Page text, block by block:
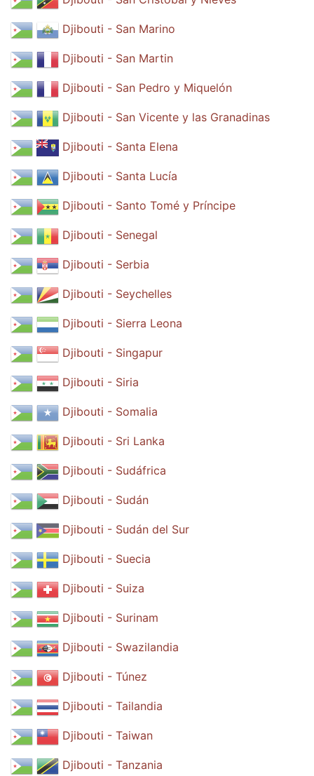
Djibouti - San Marino
Djibouti - San Martin
Djibouti - San Pedro y Miquelón
Djibouti - San Vicente y las Granadinas
Djibouti - Santa Elena
Djibouti - Santa Lucía
Djibouti - Santo Tomé y Príncipe
Djibouti - Senegal
Djibouti - Serbia
Djibouti - Seychelles
Djibouti - Sierra Leona
Djibouti - Singapur
Djibouti - Siria
Djibouti - Somalia
Djibouti - Sri Lanka
Djibouti - Sudáfrica
Djibouti - Sudán
Djibouti - Sudán del Sur
Djibouti - Suecia
Djibouti - Suiza
Djibouti - Surinam
Djibouti - Swazilandia
Djibouti - Túnez
Djibouti - Tailandia
Djibouti - Taiwan
Djibouti - Tanzania